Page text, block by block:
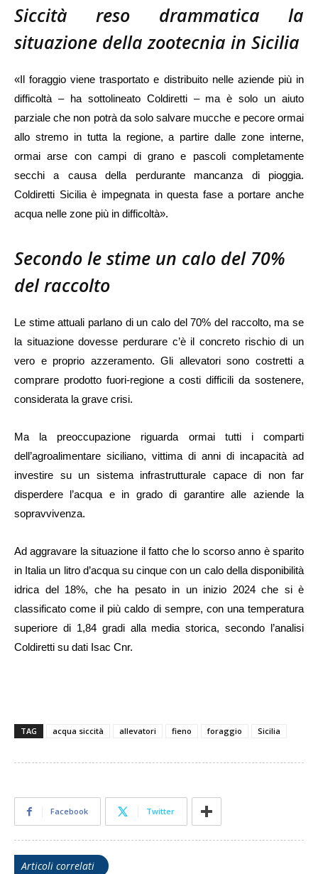
Siccità reso drammatica la
situazione della zootecnia in Sicilia
«Il foraggio viene trasportato e distribuito nelle aziende più in
difficoltà – ha sottolineato Coldiretti – ma è solo un aiuto
parziale che non potrà da solo salvare mucche e pecore ormai
allo stremo in tutta la regione, a partire dalle zone interne,
ormai arse con campi di grano e pascoli completamente
secchi a causa della perdurante mancanza di pioggia.
Coldiretti Sicilia è impegnata in questa fase a portare anche
acqua nelle zone più in difficoltà».
Secondo le stime un calo del 70%
del raccolto
Le stime attuali parlano di un calo del 70% del raccolto, ma se
la situazione dovesse perdurare c’è il concreto rischio di un
vero e proprio azzeramento. Gli allevatori sono costretti a
comprare prodotto fuori-regione a costi difficili da sostenere,
considerata la grave crisi.
Ma la preoccupazione riguarda ormai tutti i comparti
dell’agroalimentare siciliano, vittima di anni di incapacità ad
investire su un sistema infrastrutturale capace di non far
disperdere l’acqua e in grado di garantire alle aziende la
sopravvivenza.
Ad aggravare la situazione il fatto che lo scorso anno è sparito
in Italia un litro d’acqua su cinque con un calo della disponibilità
idrica del 18%, che ha pesato in un inizio 2024 che si è
classificato come il più caldo di sempre, con una temperatura
superiore di 1,84 gradi alla media storica, secondo l’analisi
Coldiretti su dati Isac Cnr.
TAG acqua siccità allevatori fieno foraggio Sicilia
Facebook Twitter
Articoli correlati